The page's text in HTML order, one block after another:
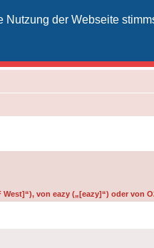
der Webseite
von eazy („[eazy]“) oder von